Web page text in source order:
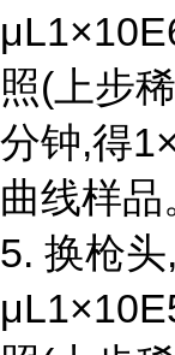
照(上步
分钟,得
曲线样品
5. 换枪